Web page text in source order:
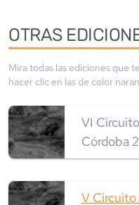
OTRAS
Mira todas las ediciones que
hacer clic en las de color
VI
Córdoba
V